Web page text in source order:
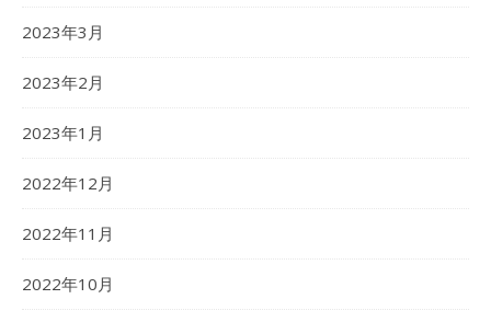
2023年3月
2023年2月
2023年1月
2022年12月
2022年11月
2022年10月